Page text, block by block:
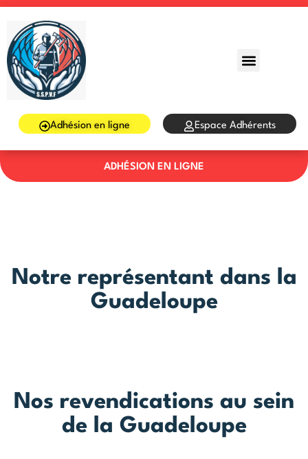
Adhésion en ligne Espace Adhérents
ADHÉSION EN LIGNE
Notre représentant dans la
Guadeloupe
Nos revendications au sein
de la Guadeloupe